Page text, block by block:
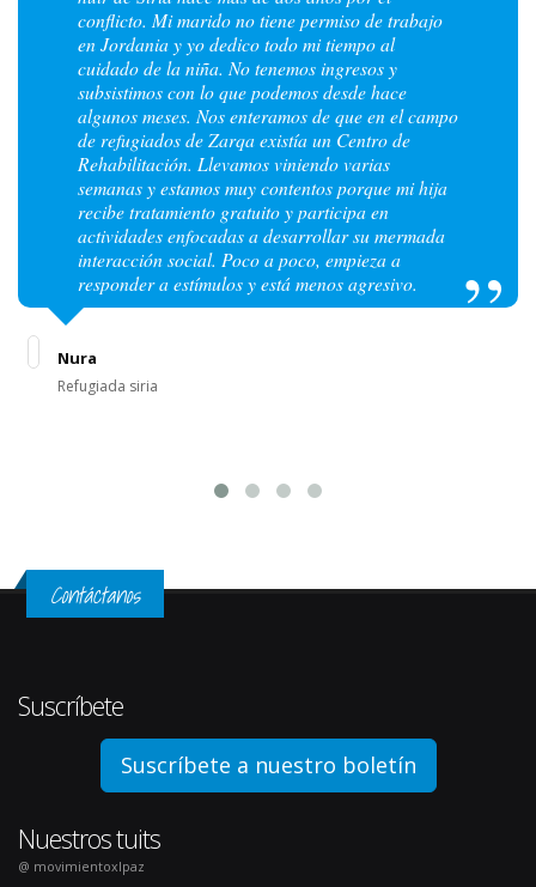
conflicto. Mi marido no tiene permiso de trabajo
en Jordania y yo dedico todo mi tiempo al
cuidado de la niña. No tenemos ingresos y
subsistimos con lo que podemos desde hace
algunos meses. Nos enteramos de que en el campo
de refugiados de Zarqa existía un Centro de
Rehabilitación. Llevamos viniendo varias
semanas y estamos muy contentos porque mi hija
recibe tratamiento gratuito y participa en
actividades enfocadas a desarrollar su mermada
interacción social. Poco a poco, empieza a
responder a estímulos y está menos agresivo.
Nura
Refugiada siria
Contáctanos
Suscríbete
Suscríbete a nuestro boletín
Nuestros tuits
@ movimientoxlpaz